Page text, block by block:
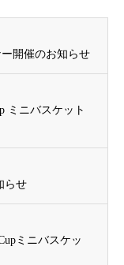
開催のお知らせ
ミニバスケット
らせ
ミニバスケッ